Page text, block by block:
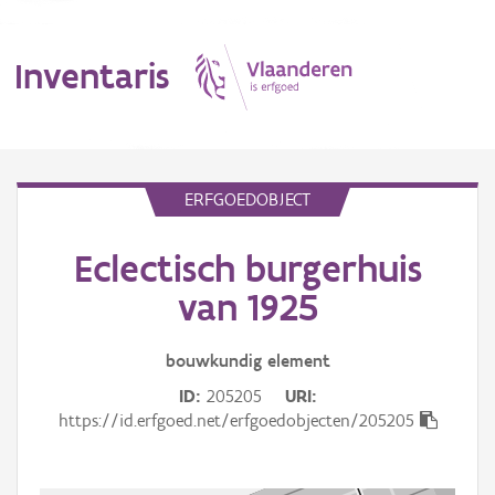
Inventaris
Erfgoedobject
Thema
ERFGOEDOBJECT
Eclectisch burgerhuis
van 1925
bouwkundig element
ID 205205
URI
https://id.erfgoed.net/erfgoedobjecten/205205